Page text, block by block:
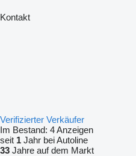
Kontakt
Verifizierter Verkäufer
Im Bestand: 4 Anzeigen
seit 1 Jahr bei Autoline
33 Jahre auf dem Markt